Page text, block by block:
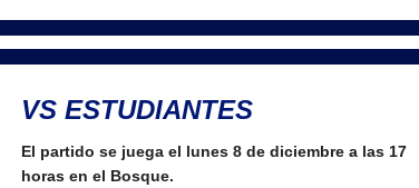
VS ESTUDIANTES
El partido se juega el lunes 8 de diciembre a las 17
horas en el Bosque.